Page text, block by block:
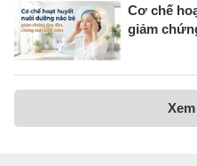
Cơ chế
giảm